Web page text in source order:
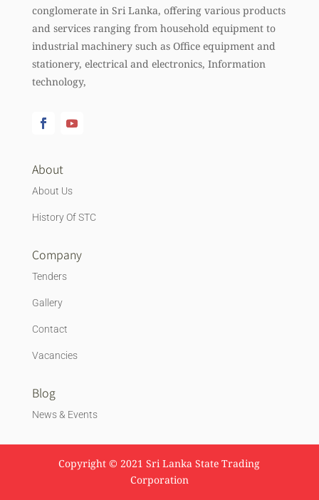
conglomerate in Sri Lanka, offering various products
and services ranging from household equipment to
industrial machinery such as Office equipment and
stationery, electrical and electronics, Information
technology,
About
About Us
History Of STC
Company
Tenders
Gallery
Contact
Vacancies
Blog
News & Events
Copyright © 2021 Sri Lanka State Trading
Corporation